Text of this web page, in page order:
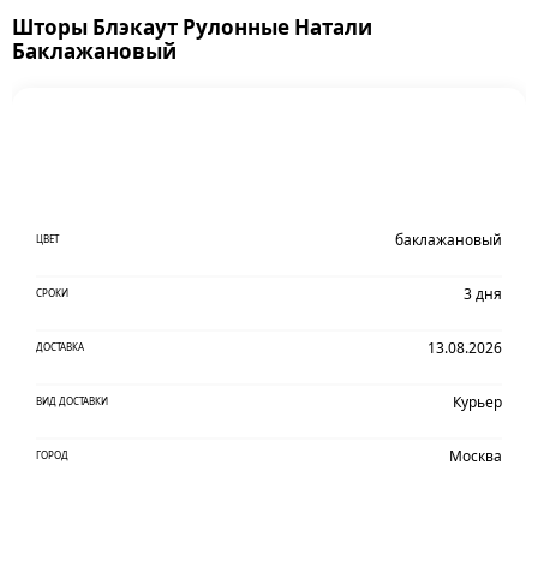
Шторы Блэкаут Рулонные Натали
Баклажановый
ЦВЕТ баклажановый
СРОКИ 3 дня
ДОСТАВКА 13.08.2026
ВИД ДОСТАВКИ Курьер
ГОРОД Москва